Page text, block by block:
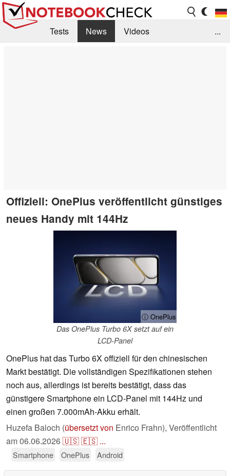
Tests News
Videos
...
Offiziell: OnePlus veröffentlicht günstiges
neues Handy mit 144Hz
ⓘ OnePlus
Das OnePlus Turbo 6X setzt auf ein
LCD-Panel
OnePlus hat das Turbo 6X offiziell für den chinesischen
Markt bestätigt. Die vollständigen Spezifikationen stehen
noch aus, allerdings ist bereits bestätigt, dass das
günstigere Smartphone ein LCD-Panel mit 144Hz und
einen großen 7.000mAh-Akku erhält.
Huzefa Baloch (übersetzt von Enrico Frahn), Veröffentlicht
am06.06.2026🇺🇸🇪🇸 ...
Smartphone OnePlus Android